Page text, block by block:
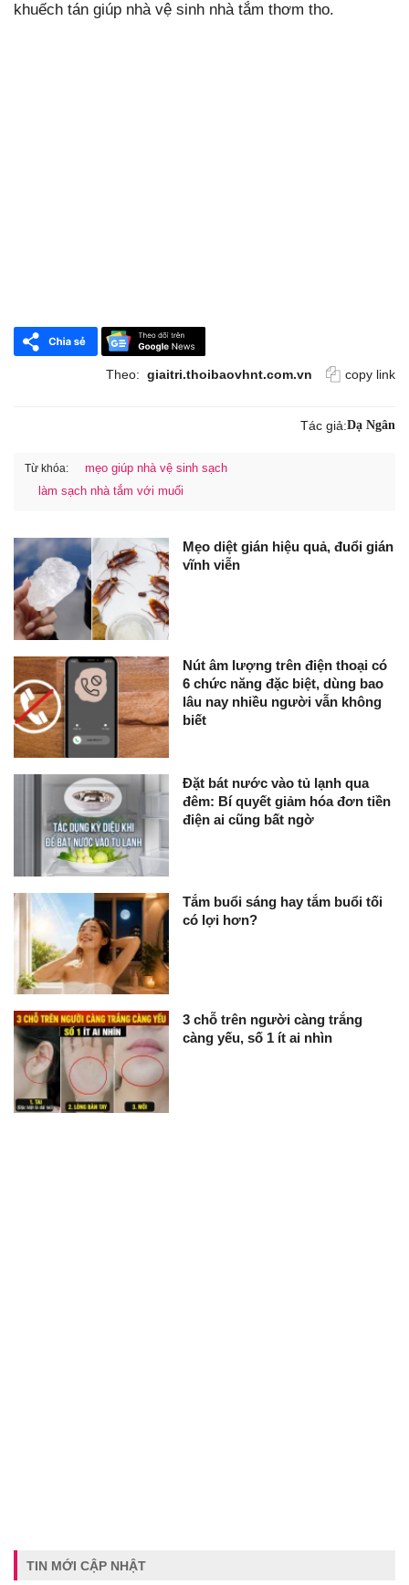
khuếch tán giúp nhà vệ sinh nhà tắm thơm tho.
Theo: giaitri.thoibaovhnt.com.vn copy link
Tác giả:Dạ Ngân
Từ khóa:
mẹo giúp nhà vệ sinh sạch
làm sạch nhà tắm với muối
Mẹo diệt gián hiệu quả, đuổi gián
vĩnh viễn
Nút âm lượng trên điện thoại có
6 chức năng đặc biệt, dùng bao
lâu nay nhiều người vẫn không
biết
Đặt bát nước vào tủ lạnh qua
đêm: Bí quyết giảm hóa đơn tiền
điện ai cũng bất ngờ
Tắm buổi sáng hay tắm buổi tối
có lợi hơn?
3 chỗ trên người càng trắng
càng yếu, số 1 ít ai nhìn
TIN MỚI CẬP NHẬT